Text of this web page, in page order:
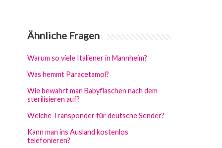
Ähnliche Fragen
Warum so viele Italiener in Mannheim?
Was hemmt Paracetamol?
Wie bewahrt man Babyflaschen nach dem
sterilisieren auf?
Welche Transponder für deutsche Sender?
Kann man ins Ausland kostenlos
telefonieren?